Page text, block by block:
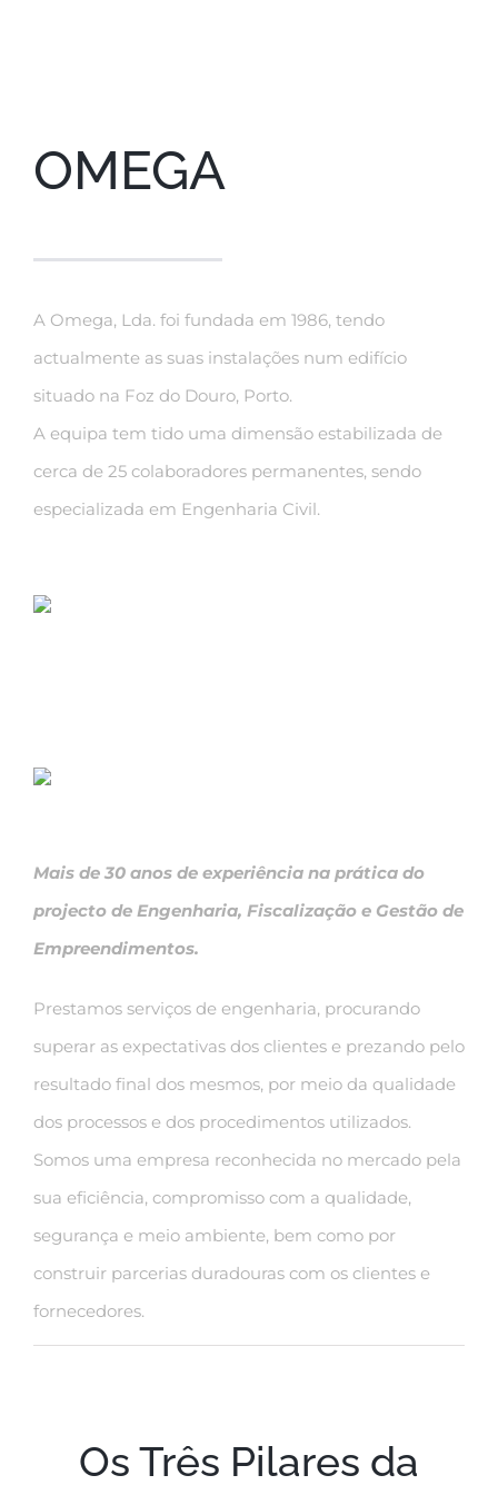
OMEGA
A Omega, Lda. foi fundada em 1986, tendo
actualmente as suas instalações num edifício
situado na Foz do Douro, Porto.
A equipa tem tido uma dimensão estabilizada de
cerca de 25 colaboradores permanentes, sendo
especializada em Engenharia Civil.
Mais de 30 anos de experiência na prática do
projecto de Engenharia, Fiscalização e Gestão de
Empreendimentos.
Prestamos serviços de engenharia, procurando
superar as expectativas dos clientes e prezando pelo
resultado final dos mesmos, por meio da qualidade
dos processos e dos procedimentos utilizados.
Somos uma empresa reconhecida no mercado pela
sua eficiência, compromisso com a qualidade,
segurança e meio ambiente, bem como por
construir parcerias duradouras com os clientes e
fornecedores.
Os Três Pilares da